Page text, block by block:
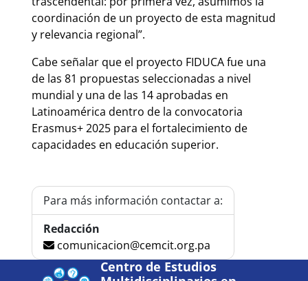
coordinación de un proyecto de esta magnitud
y relevancia regional”.
Cabe señalar que el proyecto FIDUCA fue una
de las 81 propuestas seleccionadas a nivel
mundial y una de las 14 aprobadas en
Latinoamérica dentro de la convocatoria
Erasmus+ 2025 para el fortalecimiento de
capacidades en educación superior.
Para más información contactar a:
Redacción
comunicacion@cemcit.org.pa
Centro de Estudios